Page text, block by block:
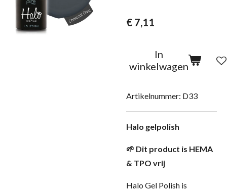
€ 7,11
In
winkelwagen
Artikelnummer: D33
Halo gelpolish
🌱 Dit product is HEMA
& TPO vrij
Halo Gel Polish is